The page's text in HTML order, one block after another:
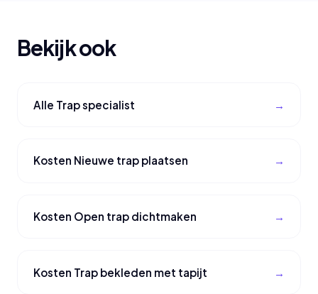
Bekijk ook
Alle Trap specialist
Kosten Nieuwe trap plaatsen
Kosten Open trap dichtmaken
Kosten Trap bekleden met tapijt